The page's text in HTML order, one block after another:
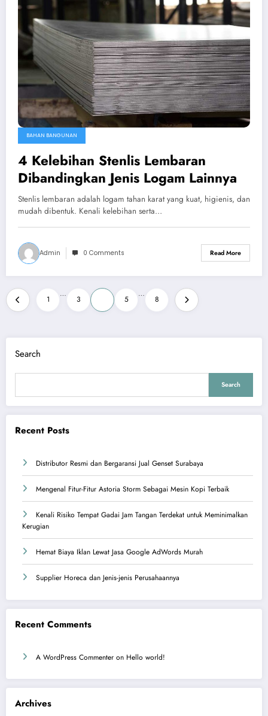
BAHAN BANGUNAN
4 Kelebihan Stenlis Lembaran
Dibandingkan Jenis Logam Lainnya
Stenlis lembaran adalah logam tahan karat yang kuat, higienis, dan
mudah dibentuk. Kenali kelebihan serta…
Admin 0 Comments Read More
Posts
pagination
1
…
3 5
…
8
Search
Search
Recent Posts
Distributor Resmi dan Bergaransi Jual Genset Surabaya
Mengenal Fitur-Fitur Astoria Storm Sebagai Mesin Kopi Terbaik
Kenali Risiko Tempat Gadai Jam Tangan Terdekat untuk Meminimalkan
Kerugian
Hemat Biaya Iklan Lewat Jasa Google AdWords Murah
Supplier Horeca dan Jenis-jenis Perusahaannya
Recent Comments
A WordPress Commenter on Hello world!
Archives